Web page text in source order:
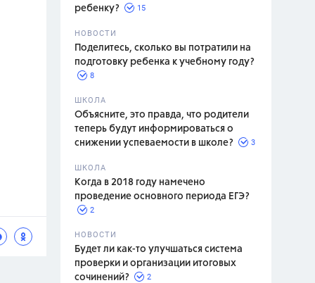
ребенку?
15
НОВОСТИ
Поделитесь, сколько вы потратили на
подготовку ребенка к учебному году?
8
ШКОЛА
Объясните, это правда, что родители
теперь будут информироваться о
снижении успеваемости в школе?
3
ШКОЛА
Когда в 2018 году намечено
проведение основного периода ЕГЭ?
2
НОВОСТИ
Будет ли как-то улучшаться система
проверки и организации итоговых
сочинений?
2